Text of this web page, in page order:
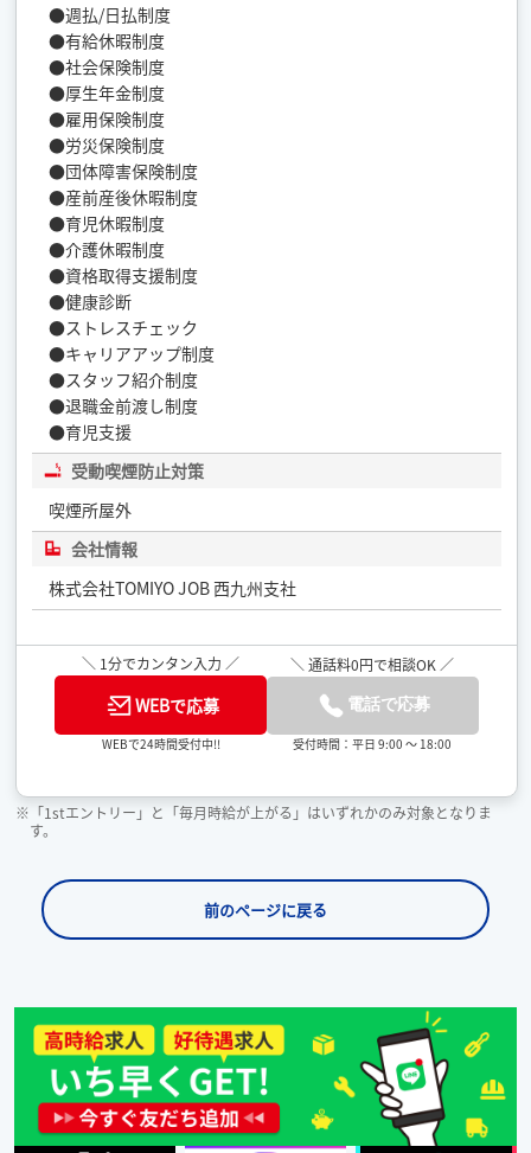
●週払/日払制度
●有給休暇制度
●社会保険制度
●厚生年金制度
●雇用保険制度
●労災保険制度
●団体障害保険制度
●産前産後休暇制度
●育児休暇制度
●介護休暇制度
●資格取得支援制度
●健康診断
●ストレスチェック
●キャリアアップ制度
●スタッフ紹介制度
●退職金前渡し制度
●育児支援
受動喫煙防止対策
喫煙所屋外
会社情報
株式会社TOMIYO JOB 西九州支社
＼ 1分でカンタン入力 ／
WEBで応募
WEBで24時間受付中!!
＼ 通話料0円で相談OK ／
電話で応募
受付時間：平日 9:00 ～ 18:00
※「1stエントリー」と「毎月時給が上がる」はいずれかのみ対象となりま
す。
前のページに戻る